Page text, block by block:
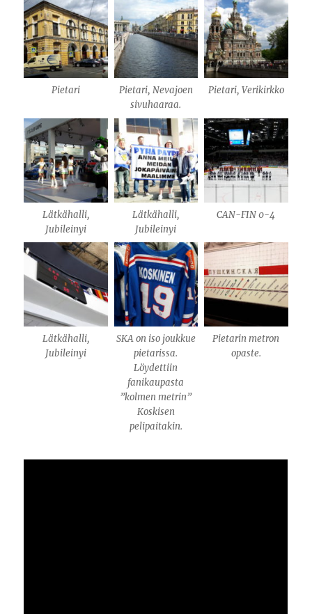
Pietari
Pietari, Nevajoen
sivuhaaraa.
Pietari, Verikirkko
Lätkähalli,
Jubileinyi
Lätkähalli,
Jubileinyi
CAN-FIN 0-4
Lätkähalli,
Jubileinyi
SKA on iso joukkue
pietarissa.
Löydettiin
fanikaupasta
”kolmen metrin”
Koskisen
pelipaitakin.
Pietarin metron
opaste.